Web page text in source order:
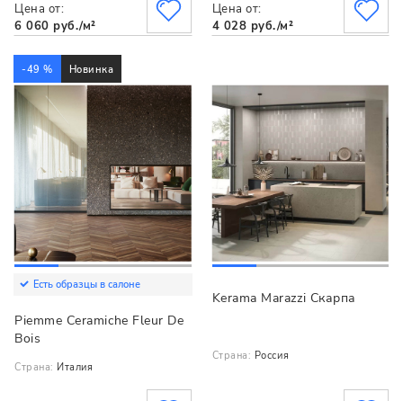
Цена от:
6 060 руб./м²
Цена от:
4 028 руб./м²
-49 % Новинка
Есть образцы в салоне
Piemme Ceramiche Fleur De
Bois
Страна: Италия
Kerama Marazzi Скарпа
Страна: Россия